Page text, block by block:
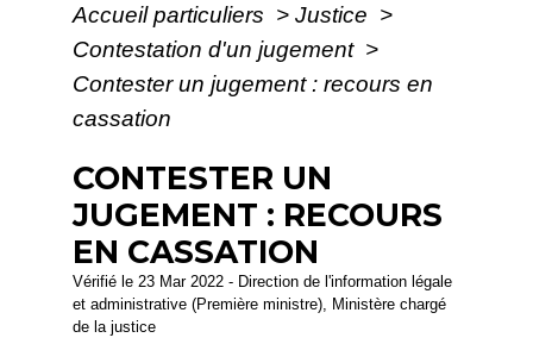
Accueil particuliers > Justice >
Contestation d'un jugement >
Contester un jugement : recours en
cassation
CONTESTER UN
JUGEMENT : RECOURS
EN CASSATION
Vérifié le 23 Mar 2022 - Direction de l'information légale
et administrative (Première ministre), Ministère chargé
de la justice